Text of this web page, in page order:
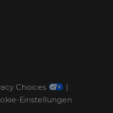
Choices
Einstellungen